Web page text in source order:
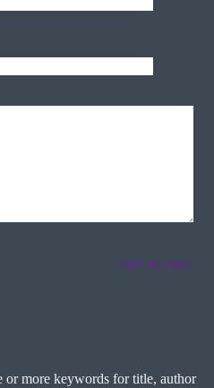
form to email
or more keywords for title, author